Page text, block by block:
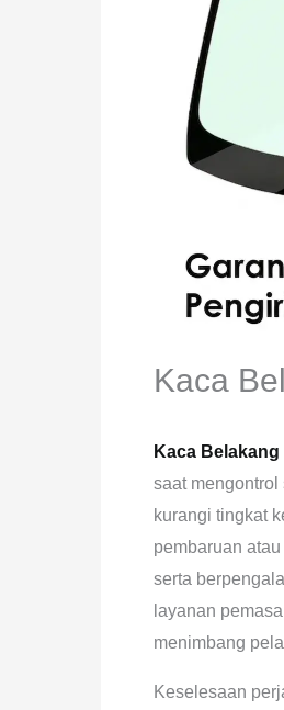
Kaca
Kaca
saat
kurangi tingkat
pembaruan
serta
layanan
menimbang
Keselesaan